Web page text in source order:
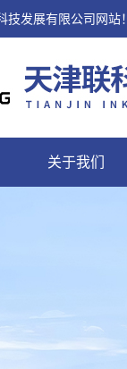
发展有限公司网站！
关于我们